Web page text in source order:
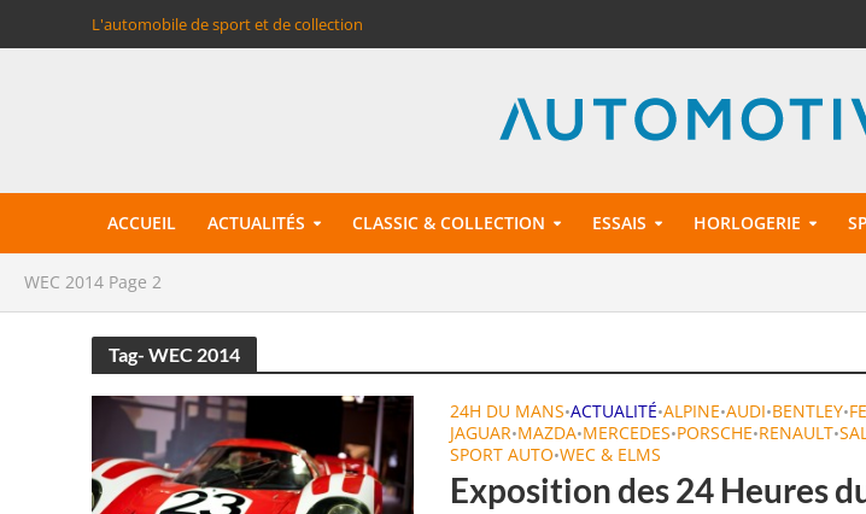
L'automobile de sport et de collection
ACCUEIL ACTUALITÉS CLASSIC & COLLECTION ESSAIS HORLOGERIE
WEC 2014 Page 2
Tag- WEC 2014
24H DU MANS•ACTUALITÉ•ALPINE•AUDI•BENTLEY•
JAGUAR•MAZDA•MERCEDES•PORSCHE•RENAULT•
SPORT AUTO•WEC & ELMS
Exposition des 24 Heures